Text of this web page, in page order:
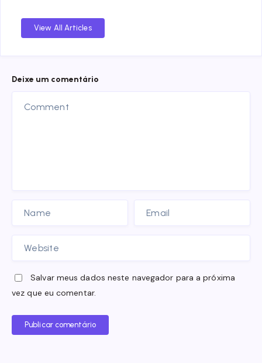
View All Articles
Deixe um comentário
Salvar meus dados neste navegador para a próxima
vez que eu comentar.
Publicar comentário